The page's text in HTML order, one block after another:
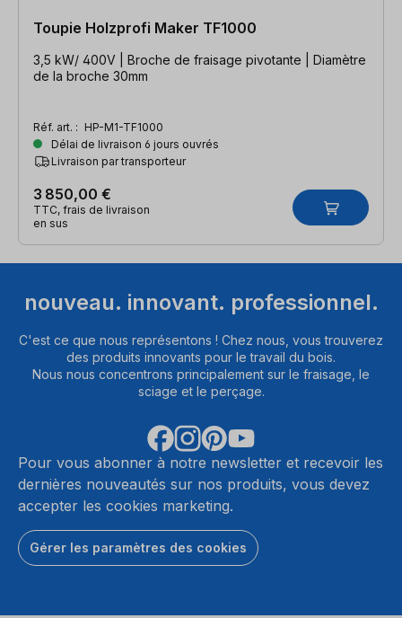
Toupie Holzprofi Maker TF1000
3,5 kW/ 400V | Broche de fraisage pivotante | Diamètre
de la broche 30mm
Réf. art. : HP-M1-TF1000
Délai de livraison 6 jours ouvrés
Livraison par transporteur
3 850,00 €
TTC, frais de livraison
en sus
nouveau. innovant. professionnel.
C'est ce que nous représentons ! Chez nous, vous trouverez
des produits innovants pour le travail du bois.
Nous nous concentrons principalement sur le fraisage, le
sciage et le perçage.
Pour vous abonner à notre newsletter et recevoir les
dernières nouveautés sur nos produits, vous devez
accepter les cookies marketing.
Gérer les paramètres des cookies